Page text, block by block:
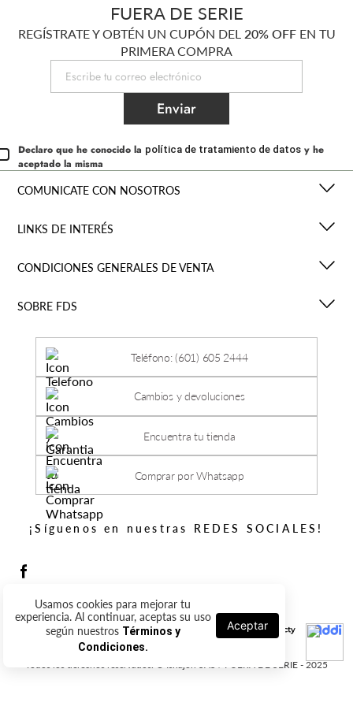
Usamos cookies para mejorar tu
experiencia. Al continuar, aceptas su uso
según nuestros Términos y
Condiciones.
Aceptar
FUERA DE SERIE
REGÍSTRATE Y OBTÉN UN CUPÓN DEL 20% OFFEN TU
PRIMERA COMPRA
Enviar
Declaro que he conocido la política de tratamiento de datos y he
aceptado la misma
COMUNICATE CON NOSOTROS
LINKS DE INTERÉS
CONDICIONES GENERALES DE VENTA
SOBRE FDS
Teléfono: (601) 605 2444
Cambios y devoluciones
Encuentra tu tienda
Comprar por Whatsapp
¡Síguenos en nuestras REDES SOCIALES!
Todos los derechos reservados. © Ishajon SAS / FUERA DE SERIE - 2025